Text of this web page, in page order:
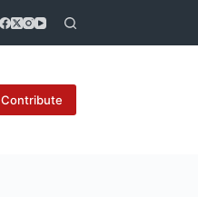
Contribute